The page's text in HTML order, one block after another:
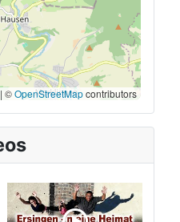
| ©OpenStreetMapcontributors